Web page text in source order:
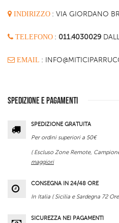
INDIRIZZO : VIA GIORDANO
TELEFONO : 011.4030029
EMAIL :
SPEDIZIONE E PAGAMENTI
SPEDIZIONE GRATUITA
Per ordini superiori a 50€
( Escluso Zone Remote,
maggiori
CONSEGNA IN 24/48 ORE
In Italia ( Sicilia e Sardegna 72
SICUREZZA NEI PAGAMENTI